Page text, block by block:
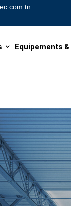
Equipements &